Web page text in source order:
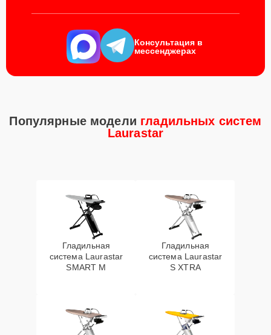
Консультация в
мессенджерах
Популярные модели гладильных систем
Laurastar
Гладильная
система Laurastar
SMART M
Гладильная
система Laurastar
S XTRA